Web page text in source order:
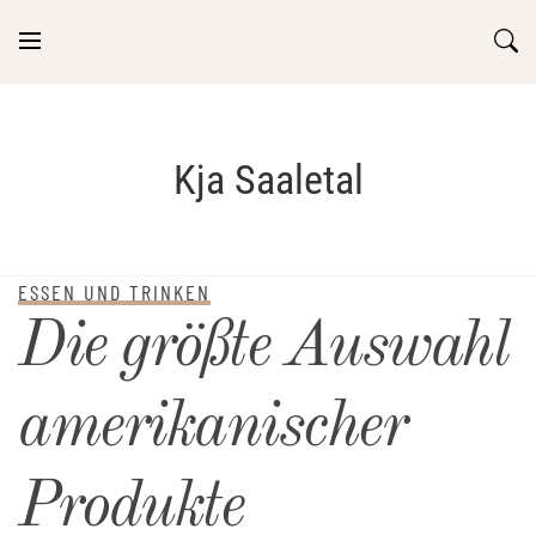
Kja Saaletal
ESSEN UND TRINKEN
Die größte Auswahl
amerikanischer
Produkte